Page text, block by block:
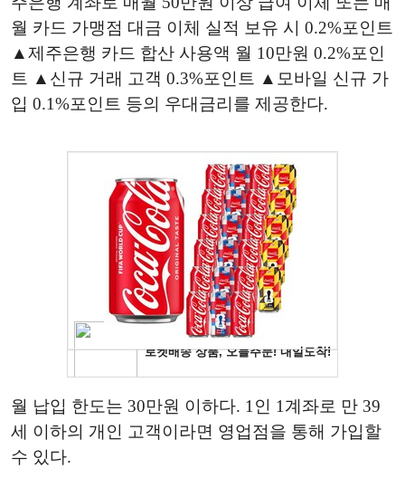
월 카드 가맹점 대금 이체 실적 보유 시 0.2%포인트
▲제주은행 카드 합산 사용액 월 10만원 0.2%포인
트 ▲신규 거래 고객 0.3%포인트 ▲모바일 신규 가
입 0.1%포인트 등의 우대금리를 제공한다.
월 납입 한도는 30만원 이하다. 1인 1계좌로 만 39
세 이하의 개인 고객이라면 영업점을 통해 가입할
수 있다.